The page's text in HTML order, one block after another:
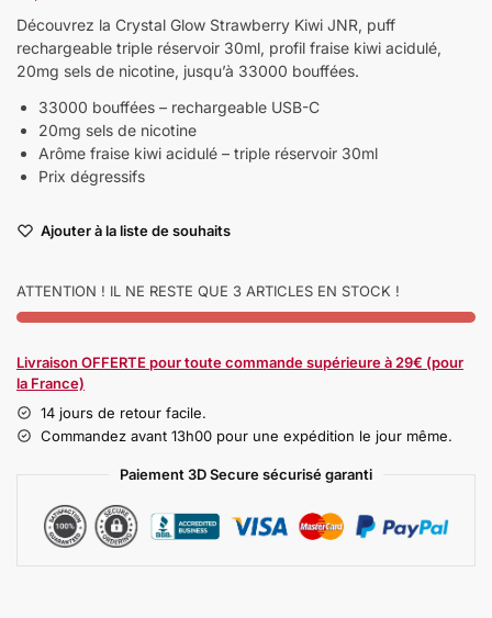
Découvrez la Crystal Glow Strawberry Kiwi JNR, puff
rechargeable triple réservoir 30ml, profil fraise kiwi acidulé,
20mg sels de nicotine, jusqu’à 33000 bouffées.
33000 bouffées – rechargeable USB-C
20mg sels de nicotine
Arôme fraise kiwi acidulé – triple réservoir 30ml
Prix dégressifs
Ajouter à la liste de souhaits
ATTENTION ! IL NE RESTE QUE 3 ARTICLES EN STOCK !
Livraison OFFERTE pour toute commande supérieure à 29€ (pour
la France)
14 jours de retour facile.
Commandez avant 13h00 pour une expédition le jour même.
Paiement 3D Secure sécurisé garanti